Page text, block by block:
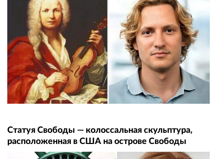
Статуя Свободы — колоссальная скульптура,
расположенная в США на острове Свободы